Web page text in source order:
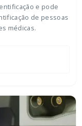
e pode
de pessoas
médicas.